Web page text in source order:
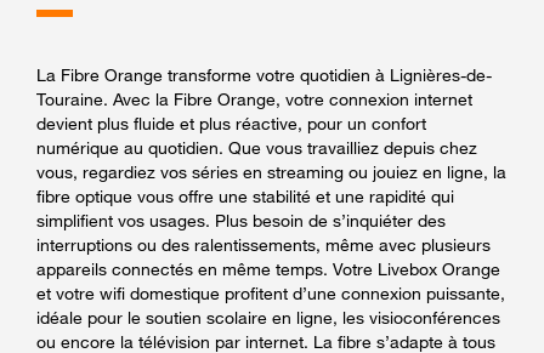
La Fibre Orange transforme votre quotidien à Lignières-de-
Touraine. Avec la Fibre Orange, votre connexion internet
devient plus fluide et plus réactive, pour un confort
numérique au quotidien. Que vous travailliez depuis chez
vous, regardiez vos séries en streaming ou jouiez en ligne, la
fibre optique vous offre une stabilité et une rapidité qui
simplifient vos usages. Plus besoin de s’inquiéter des
interruptions ou des ralentissements, même avec plusieurs
appareils connectés en même temps. Votre Livebox Orange
et votre wifi domestique profitent d’une connexion puissante,
idéale pour le soutien scolaire en ligne, les visioconférences
ou encore la télévision par internet. La fibre s’adapte à tous